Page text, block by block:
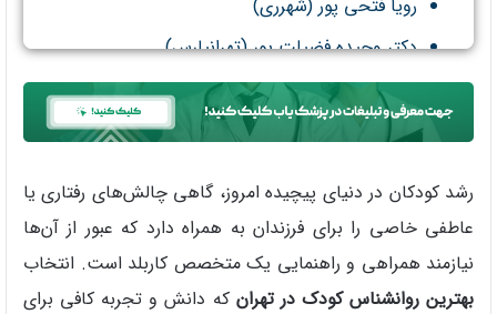
رویا فتحی پور (شهرری)
دکتر وحیده فضیلت پور (تهرانپارس)
رشد کودکان در دنیای پیچیده امروز، گاهی چالش‌های رفتاری یا
عاطفی خاصی را برای فرزندان به همراه دارد که عبور از آن‌ها
نیازمند همراهی و راهنمایی یک متخصص کاربلد است. انتخاب
بهترین روانشناس کودک در تهران که دانش و تجربه کافی برای